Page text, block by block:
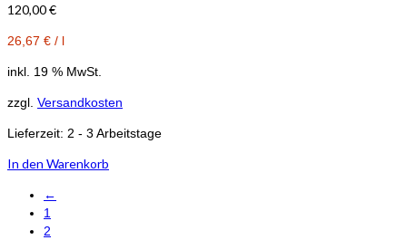
120,00€
26,67 € / l
inkl. 19 % MwSt.
zzgl. Versandkosten
Lieferzeit: 2 - 3 Arbeitstage
In den Warenkorb
←
1
2